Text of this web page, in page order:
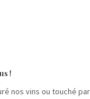
!
nos vins ou touché par